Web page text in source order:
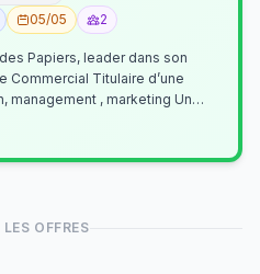
05/05 2
Papiers, leader dans son
, marketing Un
OFFRES